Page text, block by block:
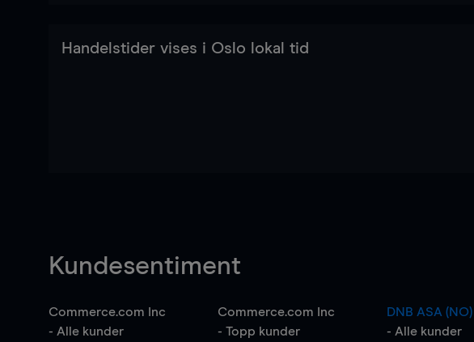
Handelstider vises i Oslo lokal tid
Kundesentiment
Commerce.com Inc
- Alle kunder
Commerce.com Inc
- Topp kunder
DNB ASA (NO)
- Alle kunder